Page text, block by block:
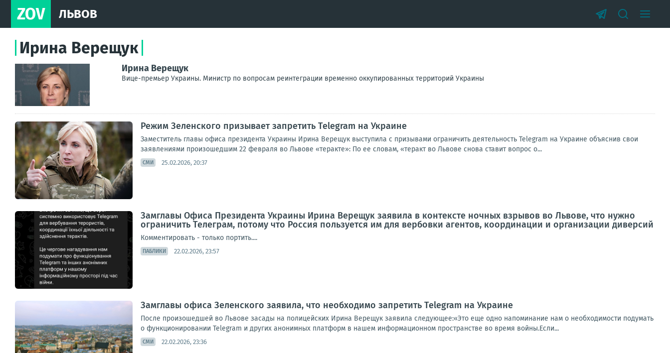
ZOV ЛЬВОВ
Ирина Верещук
Ирина Верещук
Вице-премьер Украины. Министр по вопросам реинтеграции временно оккупированных территорий Украины
Режим Зеленского призывает запретить Telegram на Украине
Заместитель главы офиса президента Украины Ирина Верещук выступила с призывами ограничить деятельность Telegram на Украине объяснив свои
заявлениями произошедшим 22 февраля во Львове «теракте»: По ее словам, «теракт во Львове снова ставит вопрос о...
СМИ 25.02.2026, 20:37
Замглавы Офиса Президента Украины Ирина Верещук заявила в контексте ночных взрывов во Львове, что нужно
ограничить Телеграм, потому что Россия пользуется им для вербовки агентов, координации и организации диверсий
Комментировать - только портить....
ПАБЛИКИ 22.02.2026, 23:57
Замглавы офиса Зеленского заявила, что необходимо запретить Telegram на Украине
После произошедшей во Львове засады на полицейских Ирина Верещук заявила следующее:«Это еще одно напоминание нам о необходимости подумать
о функционировании Telegram и других анонимных платформ в нашем информационном пространстве во время войны.Если...
СМИ 22.02.2026, 23:36